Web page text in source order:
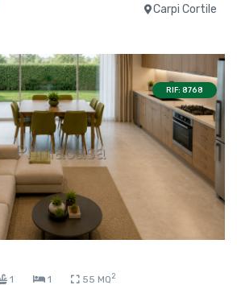
Carpi Cortile
RIF: 8768
1 1 55 MQ2